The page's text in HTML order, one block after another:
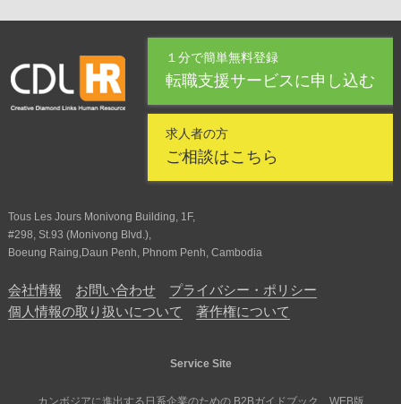
１分で簡単無料登録
転職支援サービスに申し込む
求人者の方
ご相談はこちら
Tous Les Jours Monivong Building, 1F,
#298, St.93 (Monivong Blvd.),
Boeung Raing,Daun Penh, Phnom Penh, Cambodia
会社情報 お問い合わせ
プライバシー・ポリシー
個人情報の取り扱いについて
著作権について
Service Site
カンボジアに進出する日系企業のための B2Bガイドブック WEB版